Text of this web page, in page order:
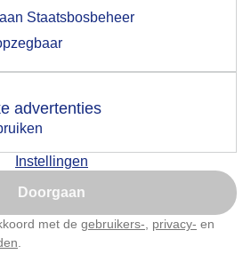
Staatsbosbeheer
advertenties
Instellingen
Doorgaan
met de gebruikers- privacy- en
pop-up uit je browser waarin
toon de popup
misschien later
om dit aan te passen